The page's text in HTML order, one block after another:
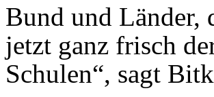
Bund und Länder,
jetzt ganz frisch
Schulen“, sagt